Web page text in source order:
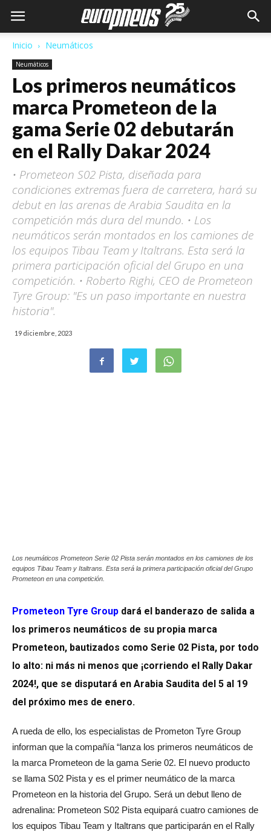
Inicio Neumáticos
Neumáticos
Los primeros neumáticos
marca Prometeon de la
gama Serie 02 debutarán
en el Rally Dakar 2024
• Prometeon S02 Pista, diseñada para
condiciones extremas fuera de carretera, hará su
debut en las arenas de Arabia Saudita en la
competición más dura del mundo. • Los
neumáticos serán montados en los camiones de
los equipos Tibau Team y Italtrans. Esta será la
primera participación oficial del Grupo en una
competición. • Roberto Righi, CEO de Prometeon
Tyre Group: "Es un paso importante en nuestra
historia".
19 diciembre, 2023
Los neumáticos Prometeon Serie 02 Pista serán montados en los camiones de los
equipos Tibau Team y Italtrans. Esta será la primera participación oficial del Grupo
Prometeon en una competición.
Prometeon Tyre Group dará el banderazo de salida a
los primeros neumáticos de su propia marca
Prometeon, bautizados como Serie 02 Pista, por todo
lo alto: ni más ni menos que ¡corriendo el Rally Dakar
2024!, que se disputará en Arabia Saudita del 5 al 19
del próximo mes de enero.
A rueda de ello, los especialistas de Prometon Tyre Group
informan que la compañía “lanza los primeros neumáticos de
la marca Prometeon de la gama Serie 02. El nuevo producto
se llama S02 Pista y es el primer neumático de la marca
Prometeon en la historia del Grupo. Será un debut lleno de
adrenalina: Prometeon S02 Pista equipará cuatro camiones de
los equipos Tibau Team y Italtrans que participarán en el Rally